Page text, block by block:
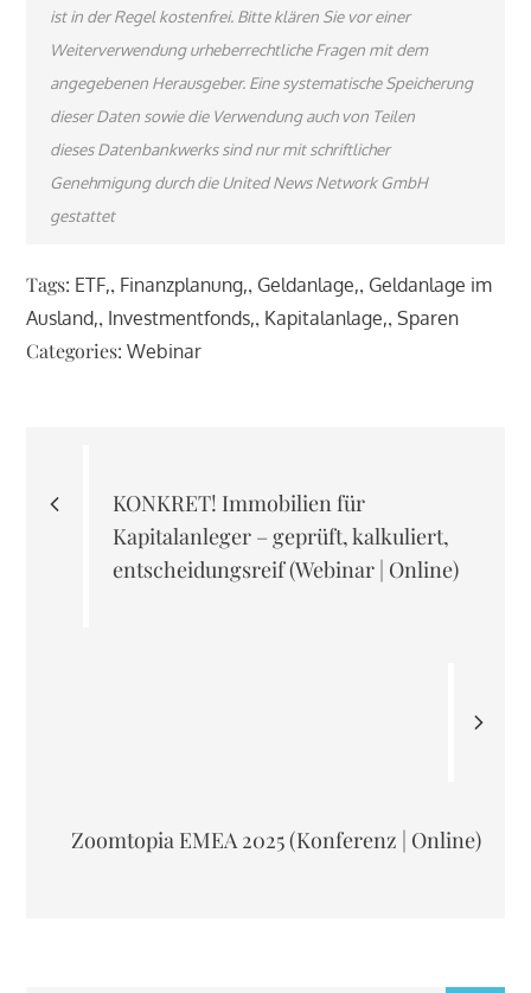
ist in der Regel kostenfrei. Bitte klären Sie vor einer
Weiterverwendung urheberrechtliche Fragen mit dem
angegebenen Herausgeber. Eine systematische Speicherung
dieser Daten sowie die Verwendung auch von Teilen
dieses Datenbankwerks sind nur mit schriftlicher
Genehmigung durch die United News Network GmbH
gestattet
Tags: ETF , Finanzplanung , Geldanlage , Geldanlage im
Ausland , Investmentfonds , Kapitalanlage ,Sparen
Categories:Webinar
KONKRET! Immobilien für
Kapitalanleger – geprüft, kalkuliert,
entscheidungsreif (Webinar | Online)
Zoomtopia EMEA 2025 (Konferenz | Online)